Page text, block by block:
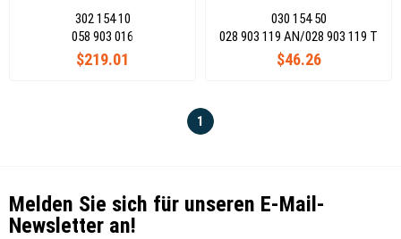
302 154 10
$219.01
058 903 016
030 154 50
$46.26
028 903 119 AN/028 903 119 T
1
Melden Sie sich für unseren E-Mail-
Newsletter an!